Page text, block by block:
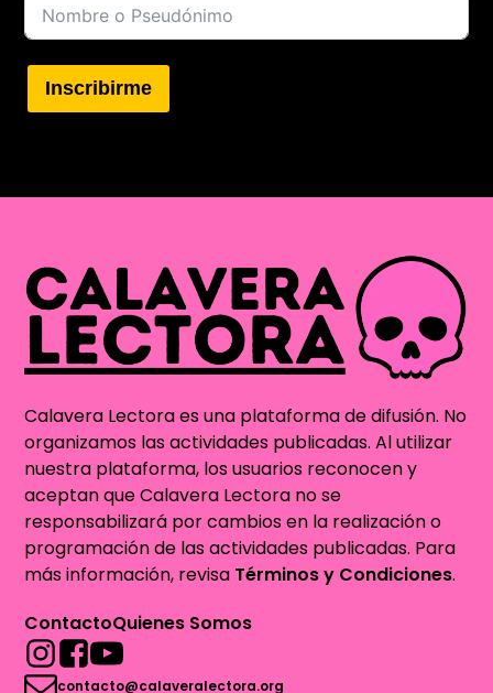
Inscribirme
Calavera Lectora es una plataforma de difusión. No
organizamos las actividades publicadas. Al utilizar
nuestra plataforma, los usuarios reconocen y
aceptan que Calavera Lectora no se
responsabilizará por cambios en la realización o
programación de las actividades publicadas. Para
más información, revisa Términos y Condiciones.
ContactoQuienes Somos
contacto@calaveralectora.org